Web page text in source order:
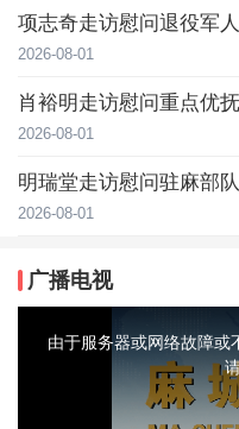
项志奇走访慰问退役军人
2026-08-01
肖裕明走访慰问重点优
2026-08-01
明瑞堂走访慰问驻麻部
2026-08-01
广播电视
modal由于服务器或网络故障或